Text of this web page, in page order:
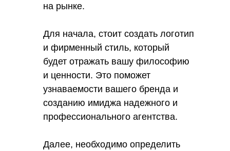
на рынке.
Для начала, стоит создать логотип
и фирменный стиль, который
будет отражать вашу философию
и ценности. Это поможет
узнаваемости вашего бренда и
созданию имиджа надежного и
профессионального агентства.
Далее, необходимо определить